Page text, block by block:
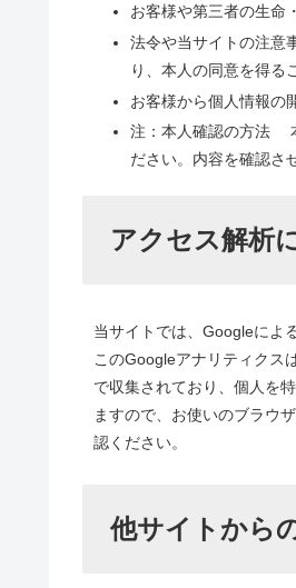
お客様や第三者の生命
法令や当サイトの注意
り、本人の同意を得る
お客様から個人情報の
注：本人確認の方法
ださい。内容を確認さ
アクセス解析
当サイトでは、Googleによ
このGoogleアナリティクス
で収集されており、個人を
ますので、お使いのブラウ
認ください。
他サイトから